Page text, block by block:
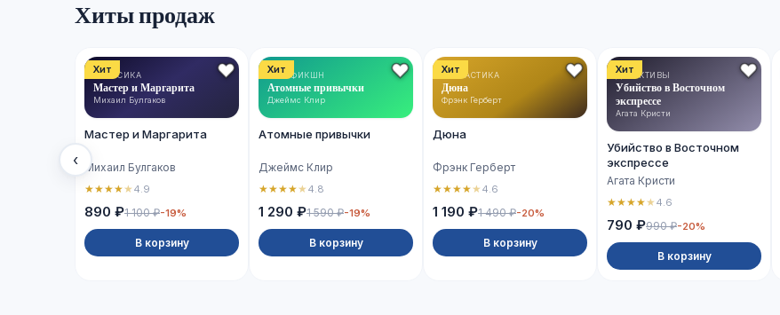
Хиты продаж
‹
Хит
КЛАССИКА
Мастер и Маргарита
Михаил Булгаков
Мастер и Маргарита
Михаил Булгаков
★★★★★4.9
890 ₽1 100 ₽-19%
В корзину
Хит
НОН-ФИКШН
Атомные привычки
Джеймс Клир
Атомные привычки
Джеймс Клир
★★★★★4.8
1 290 ₽1 590 ₽-19%
В корзину
Хит
ФАНТАСТИКА
Дюна
Фрэнк Герберт
Дюна
Фрэнк Герберт
★★★★★4.6
1 190 ₽1 490 ₽-20%
В корзину
Хит
ДЕТЕКТИВЫ
Убийство в Восточном
экспрессе
Агата Кристи
Убийство в Восточном
экспрессе
Агата Кристи
★★★★★4.6
790 ₽990 ₽-20%
В корзину